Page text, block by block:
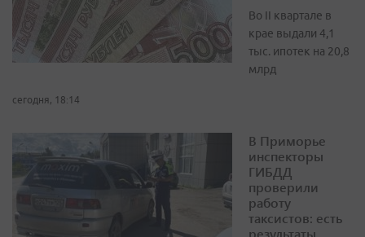
Во II квартале в
крае выдали 4,1
тыс. ипотек на 20,8
млрд
сегодня, 18:14
В Приморье
инспекторы
ГИБДД
проверили
работу
таксистов: есть